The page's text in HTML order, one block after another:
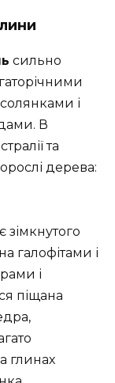
сильно
і
В
та
дерева:
зімкнутого
​​галофітами і
і
піщана
глинах